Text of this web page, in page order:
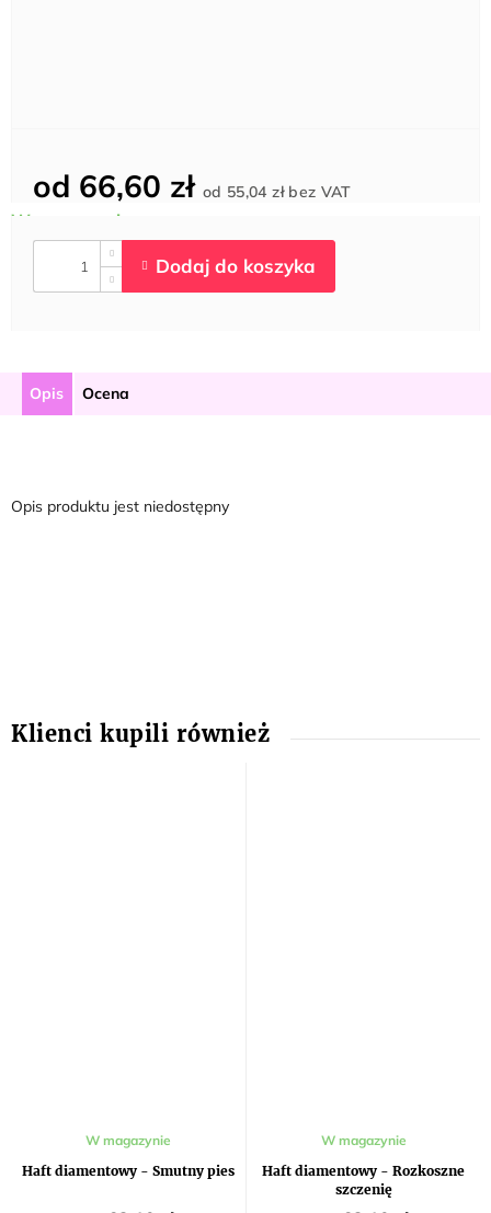
od 66,60 zł od 55,04 złbez VAT
Opis Ocena
Opis produktu jest niedostępny
Haft diamentowy - Smutny pies
W magazynie
Haft diamentowy - Rozkoszne
szczenię
Średnia
ocena
produktu
wynosi
5,0
W magazynie